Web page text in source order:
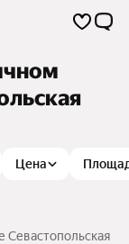
Цена
Севастопольская